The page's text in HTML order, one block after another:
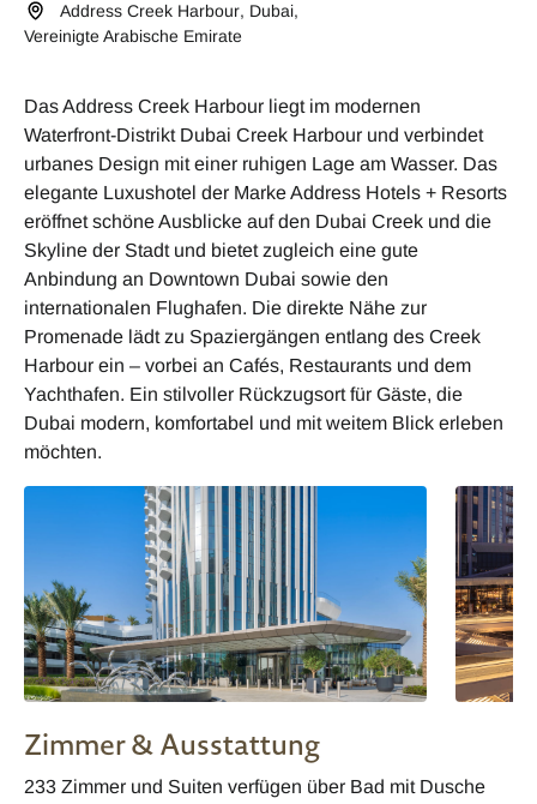
Address Creek Harbour, Dubai,
Vereinigte Arabische Emirate
Das Address Creek Harbour liegt im modernen
Waterfront-Distrikt Dubai Creek Harbour und verbindet
urbanes Design mit einer ruhigen Lage am Wasser. Das
elegante Luxushotel der Marke Address Hotels + Resorts
eröffnet schöne Ausblicke auf den Dubai Creek und die
Skyline der Stadt und bietet zugleich eine gute
Anbindung an Downtown Dubai sowie den
internationalen Flughafen. Die direkte Nähe zur
Promenade lädt zu Spaziergängen entlang des Creek
Harbour ein – vorbei an Cafés, Restaurants und dem
Yachthafen. Ein stilvoller Rückzugsort für Gäste, die
Dubai modern, komfortabel und mit weitem Blick erleben
möchten.
Zimmer & Ausstattung
233 Zimmer und Suiten verfügen über Bad mit Dusche